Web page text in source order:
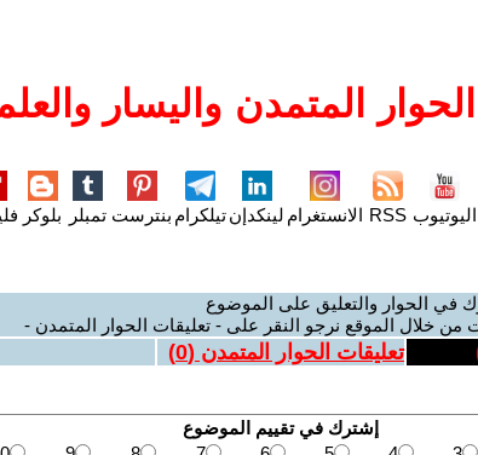
المتمدن واليسار
اليوتيوب RSS الانستغرام لينكدإنتيلكرام بنترست تمبلر بلوكر
في الحوار والتعليق على الموضوع
من خلال الموقع نرجو النقر على - تعليقات الحوار المتمدن -
تعليقات الحوار المتمدن (0
)